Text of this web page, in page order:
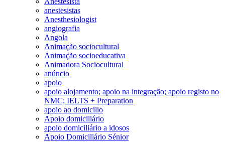
anestesistas
Anesthesiologist
angiografia
Angola
Animação sociocultural
Animação socioeducativa
Animadora Sociocultural
anúncio
apoio
apoio alojamento; apoio na integração; apoio registo no
NMC; IELTS + Preparation
apoio ao domicilio
Apoio domiciliário
apoio domiciliário a idosos
Apoio Domiciliário Sénior